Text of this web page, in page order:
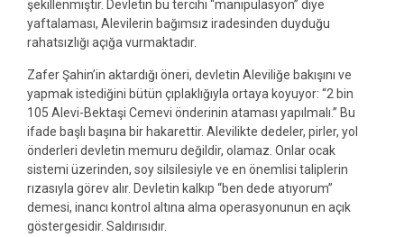
şekillenmiştir. Devletin bu tercihi “manipülasyon” diye
yaftalaması, Alevilerin bağımsız iradesinden duyduğu
rahatsızlığı açığa vurmaktadır.
Zafer Şahin’in aktardığı öneri, devletin Aleviliğe bakışını ve
yapmak istediğini bütün çıplaklığıyla ortaya koyuyor: “2 bin
105 Alevi-Bektaşi Cemevi önderinin ataması yapılmalı.” Bu
ifade başlı başına bir hakarettir. Alevilikte dedeler, pirler, yol
önderleri devletin memuru değildir, olamaz. Onlar ocak
sistemi üzerinden, soy silsilesiyle ve en önemlisi taliplerin
rızasıyla görev alır. Devletin kalkıp “ben dede atıyorum”
demesi, inancı kontrol altına alma operasyonunun en açık
göstergesidir. Saldırısıdır.